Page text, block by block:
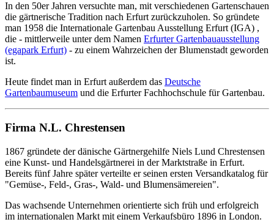
In den 50er Jahren versuchte man, mit verschiedenen Gartenschauen
die gärtnerische Tradition nach Erfurt zurückzuholen. So gründete
man 1958 die Internationale Gartenbau Ausstellung Erfurt (IGA) ,
die - mittlerweile unter dem Namen Erfurter Gartenbauausstellung
(egapark Erfurt) - zu einem Wahrzeichen der Blumenstadt geworden
ist.
Heute findet man in Erfurt außerdem das Deutsche
Gartenbaumuseum und die Erfurter Fachhochschule für Gartenbau.
Firma N.L. Chrestensen
1867 gründete der dänische Gärtnergehilfe Niels Lund Chrestensen
eine Kunst- und Handelsgärtnerei in der Marktstraße in Erfurt.
Bereits fünf Jahre später verteilte er seinen ersten Versandkatalog für
"Gemüse-, Feld-, Gras-, Wald- und Blumensämereien".
Das wachsende Unternehmen orientierte sich früh und erfolgreich
im internationalen Markt mit einem Verkaufsbüro 1896 in London.